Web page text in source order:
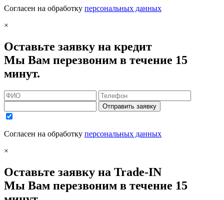
Согласен на обработку персональных данных
×
Оставьте заявку на кредит
Мы Вам перезвоним в течение 15
минут.
Отправить заявку
Согласен на обработку персональных данных
×
Оставьте заявку на Trade-IN
Мы Вам перезвоним в течение 15